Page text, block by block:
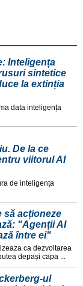
Inteligența
sintetice
la extinția
data inteligența
De la ce
viitorul AI
de inteligența
să acționeze
"Agenții AI
între ei"
ca dezvoltarea
depași capa ...
ul